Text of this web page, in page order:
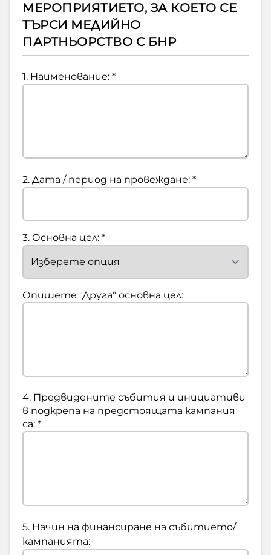
МЕРОПРИЯТИЕТО, ЗА КОЕТО СЕ
ТЪРСИ МЕДИЙНО
ПАРТНЬОРСТВО С БНР
1. Наименование: *
2. Дата / период на провеждане: *
3. Основна цел: *
Опишете "Друга" основна цел:
4. Предвидените събития и инициативи
в подкрепа на предстоящата кампания
са: *
5. Начин на финансиране на събитието/
кампанията: